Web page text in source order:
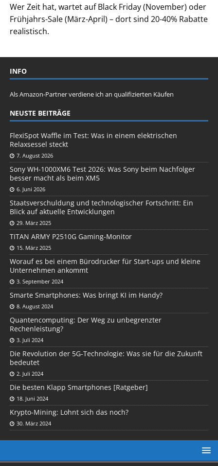
Wer Zeit hat, wartet auf Black Friday (November) oder
Frühjahrs-Sale (März-April) – dort sind 20-40% Rabatte
realistisch.
INFO
Als Amazon-Partner verdiene ich an qualifizierten Käufen
NEUSTE BEITRÄGE
FlexiSpot Waffle im Test: Was in einem elektrischen
Relaxsessel steckt
7. August 2026
Sony WH-1000XM6 Test 2026: Was Sony beim Nachfolger
besser macht als beim XM5
6. Juni 2026
Staatsverschuldung und technologischer Fortschritt: Ein
Blick auf aktuelle Entwicklungen
29. März 2025
TITAN ARMY P2510G Gaming-Monitor
15. März 2025
Worauf es bei einem Bürodrucker für Start-ups und kleine
Unternehmen ankommt
3. September 2024
Smarte Smartphones: Was bringt KI im Handy?
8. August 2024
Quantencomputing: Der Weg zu unbegrenzter
Rechenleistung?
3. Juli 2024
Die Revolution der 5G-Technologie: Was sie für die Zukunft
bedeutet
2. Juli 2024
Die besten Klapp Smartphones [Ratgeber]
18. Juni 2024
Krypto-Mining: Lohnt sich das noch?
30. März 2024